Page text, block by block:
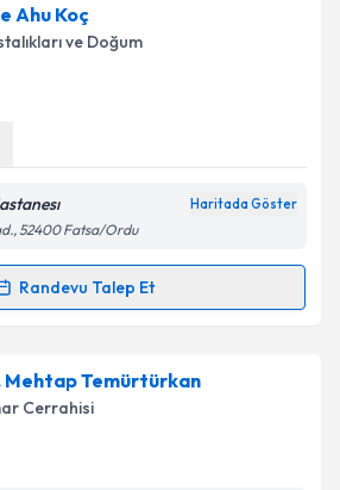
işlenmesine ilişkin
ve kişisel verilerimin belirtilen
Talebini Gönder
Ahu Koç
ve Doğum
Haritada Göster
52400 Fatsa/Ordu
Randevu Talep Et
Talebi
Koçiçin randevu takvimi talebi
uzmandan randevu almanız için bir
e-posta ile bilgilendireceğiz.
Mehtap Temürtürkan
Cerrahisi